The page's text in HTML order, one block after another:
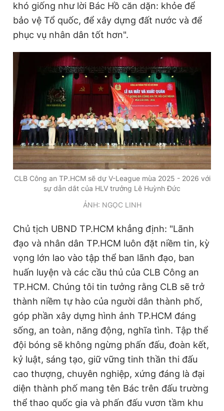
khó giống như lời Bác Hồ căn dặn: khỏe để
bảo vệ Tổ quốc, để xây dựng đất nước và để
phục vụ nhân dân tốt hơn".
CLB Công an TP.HCM sẽ dự V-League mùa 2025 - 2026 với
sự dẫn dắt của HLV trưởng Lê Huỳnh Đức
ẢNH: NGỌC LINH
Chủ tịch UBND TP.HCM khẳng định: "Lãnh
đạo và nhân dân TP.HCM luôn đặt niềm tin, kỳ
vọng lớn lao vào tập thể ban lãnh đạo, ban
huấn luyện và các cầu thủ của CLB Công an
TP.HCM. Chúng tôi tin tưởng rằng CLB sẽ trở
thành niềm tự hào của người dân thành phố,
góp phần xây dựng hình ảnh TP.HCM đáng
sống, an toàn, năng động, nghĩa tình. Tập thể
đội bóng sẽ không ngừng phấn đấu, đoàn kết,
kỷ luật, sáng tạo, giữ vững tinh thần thi đấu
cao thượng, chuyên nghiệp, xứng đáng là đại
diện thành phố mang tên Bác trên đấu trường
thể thao quốc gia và phấn đấu vươn tầm khu